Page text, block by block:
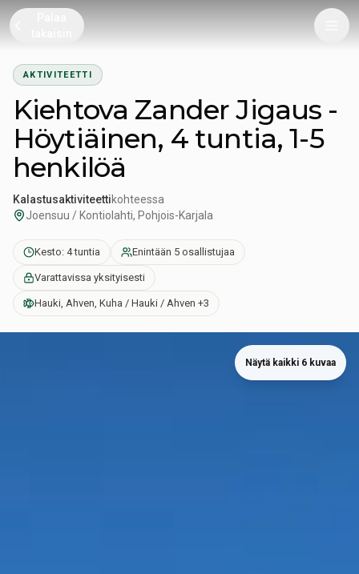
AKTIVITEETTI
Kiehtova Zander Jigaus -
Höytiäinen, 4 tuntia, 1-5
henkilöä
Kalastusaktiviteettikohteessa
Joensuu / Kontiolahti, Pohjois-Karjala
Kesto: 4 tuntia Enintään 5 osallistujaa
Varattavissa yksityisesti
Hauki, Ahven, Kuha / Hauki / Ahven +3
Näytä kaikki 6 kuvaa